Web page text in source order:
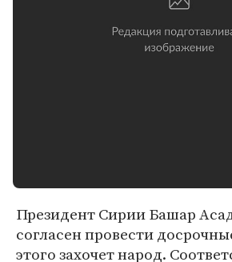
Президент Сирии Башар
согласен провести
этого захочет народ.